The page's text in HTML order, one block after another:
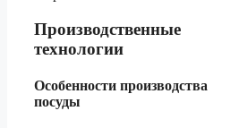
Производственные
технологии
Особенности производства
посуды